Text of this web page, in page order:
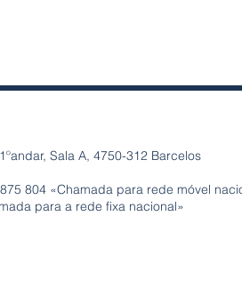
Sala A, 4750-312 Barcelos
804 «Chamada para rede móvel
para a rede fixa nacional»